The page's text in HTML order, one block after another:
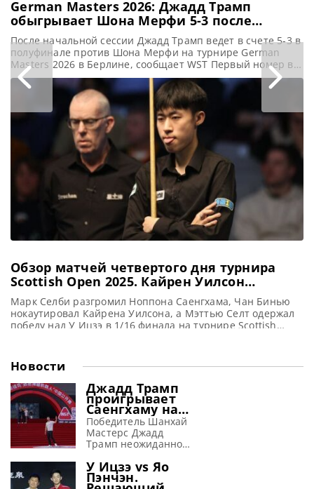
German Masters 2026: Джадд Трамп
обыгрывает Шона Мерфи 5-3 после
первой сессии
После начальной сессии Джадд Трамп ведет в счете 5-3 в
полуфинале против Шона Мерфи на турнире German
Masters 2026 в Берлине, сообщает WST Первый номер в
мировом рейтинге Джадд Трамп уверенно продвигается к
победе на турнире German Masters 2026, обыгрывая в
финале Шона Мерфи со счетом 5-3 после первой сессии.
Трамп стремится завоевать свой четвертый
Обзор матчей четвертого дня турнира
Scottish Open 2025. Кайрен Уилсон
проигрывает Бинью
Марк Селби разгромил Ноппона Саенгхама, Чан Бинью
нокаутировал Кайрена Уилсона, а Мэттью Селт одержал
победу над У Ицзэ в 1/16 финала на турнире Scottish
турнира. Он обыграл со счетом 4-1 Чемпиона мира 2024
года Кайрена Уилсона и вошел в восьмерку
Новости
Джадд Трамп
проигрывает
Саенгхаму на
турнире в
Тайюане
(видео)
Победитель Шанхай
Мастерс Джадд
Трамп неожиданно
поражение от
Ноппона Саенгхама
У Ицзэ vs Яо
Пэнчэн.